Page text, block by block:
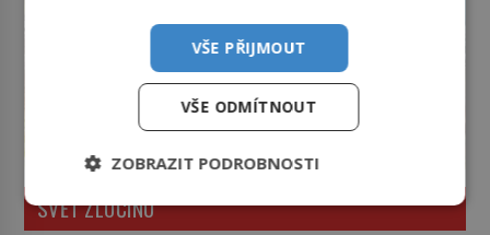
SVĚT ZLOČINU
VŠE PŘIJMOUT
VŠE ODMÍTNOUT
ZOBRAZIT PODROBNOSTI